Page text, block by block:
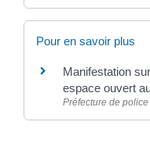
Pour en savoir plus
Manifestation
espace ouvert
Préfecture de